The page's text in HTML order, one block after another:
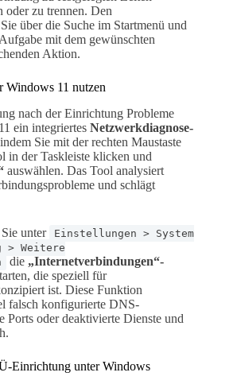
oder zu trennen. Den
über die Suche im Startmenü und
mit dem gewünschten
Aktion.
Windows 11 nutzen
nach der Einrichtung Probleme
ein integriertes Netzwerkdiagnose-
Sie mit der rechten Maustaste
in der Taskleiste klicken und
auswählen. Das Tool analysiert
und schlägt
unter
Einstellungen > System
> Weitere
die „Internetverbindungen“-
die speziell für
ist. Diese Funktion
falsch konfigurierte DNS-
Ports oder deaktivierte Dienste und
Einrichtung unter Windows